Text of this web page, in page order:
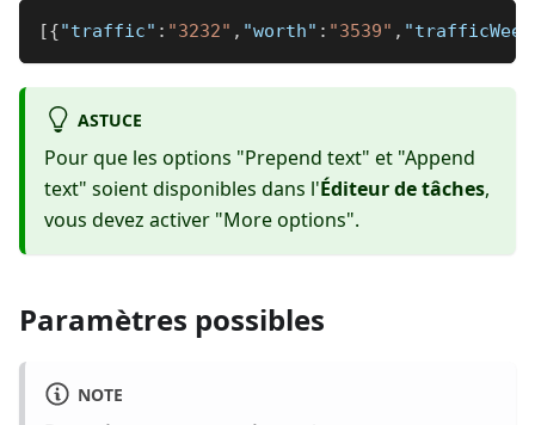
[{"traffic" : "3232" , "worth" : "3539" ,
ASTUCE
Pour que les options "Prepend text" et "Append
text" soient disponibles dans l'Éditeur de tâches,
vous devez activer "More options".
Paramètres possibles
NOTE